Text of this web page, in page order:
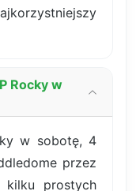
Rocky w
w sobotę, 4
przez
kilku prostych